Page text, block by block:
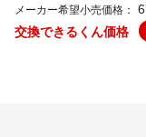
メーカー希望小売価格：
交換できるくん価格